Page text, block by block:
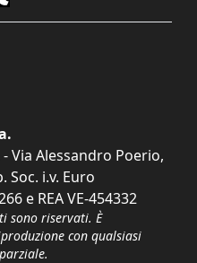
Via Alessandro Poerio,
Soc. i.v. Euro
e REA VE-454332
sono riservati. È
con qualsiasi